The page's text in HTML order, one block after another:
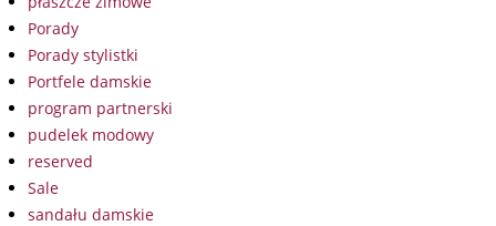
Porady
Porady stylistki
Portfele damskie
program partnerski
pudelek modowy
reserved
Sale
sandału damskie